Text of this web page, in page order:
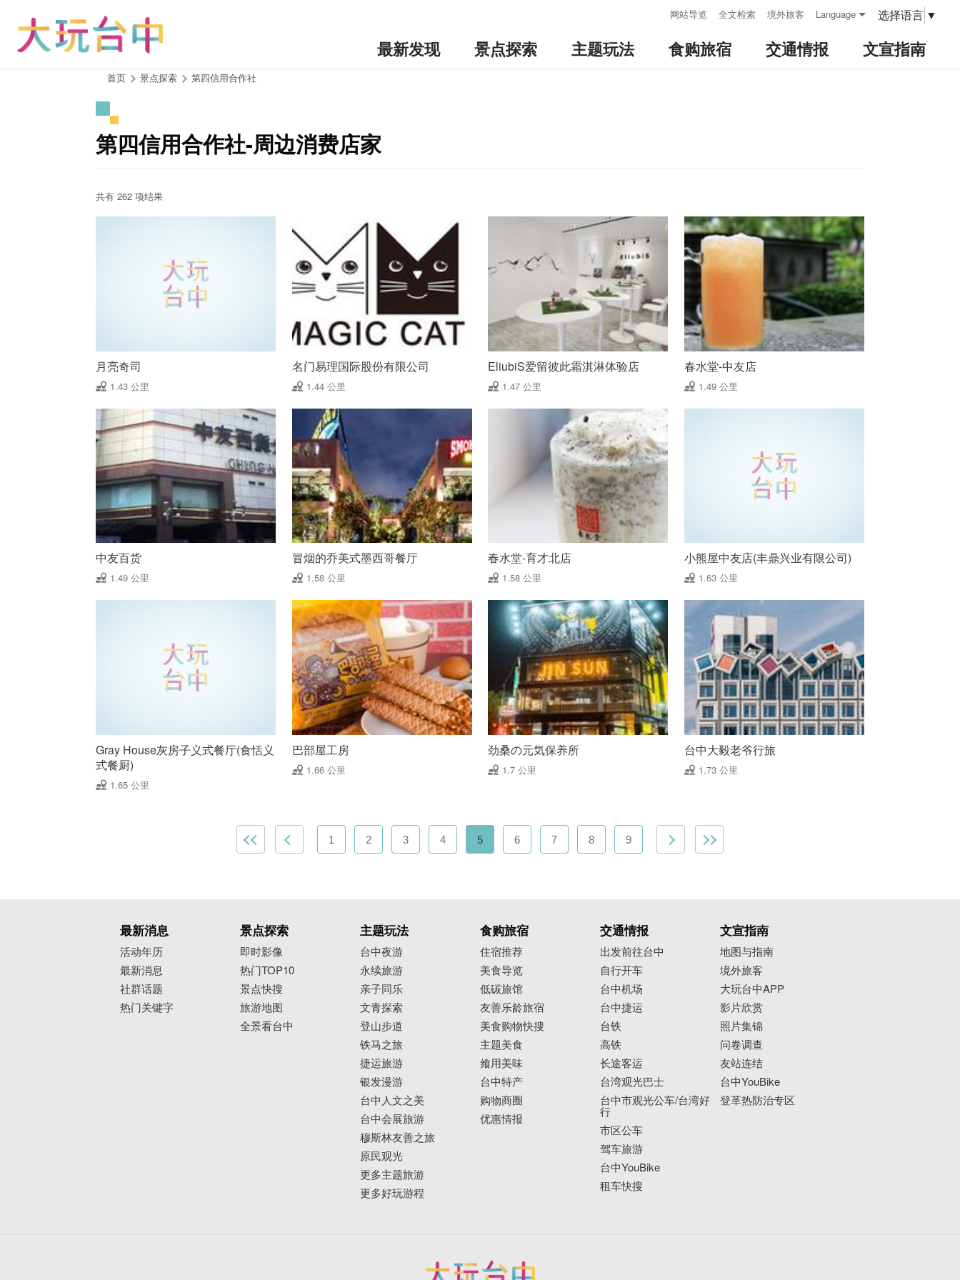
网站导览 全文检索 境外旅客 Language 选择语言 ▼
最新发现 景点探索 主题玩法 食购旅宿 交通情报 文宣指南
首页 景点探索 第四信用合作社
第四信用合作社-周边消费店家
共有 262 项结果
月亮奇司
1.43 公里
名门易理国际股份有限公司
1.44 公里
EliubiS爱留彼此霜淇淋体验店
1.47 公里
春水堂-中友店
1.49 公里
中友百货
1.49 公里
冒烟的乔美式墨西哥餐厅
1.58 公里
春水堂-育才北店
1.58 公里
小熊屋中友店(丰鼎兴业有限公司)
1.63 公里
Gray House灰房子义式餐厅(食恬义
式餐厨)
1.65 公里
巴部屋工房
1.66 公里
劲桑の元気保养所
1.7 公里
台中大毅老爷行旅
1.73 公里
1 2 3 4 5 6 7 8 9
最新消息
活动年历
最新消息
社群话题
热门关键字
景点探索
即时影像
热门TOP10
景点快搜
旅游地图
全景看台中
主题玩法
台中夜游
永续旅游
亲子同乐
文青探索
登山步道
铁马之旅
捷运旅游
银发漫游
台中人文之美
台中会展旅游
穆斯林友善之旅
原民观光
更多主题旅游
更多好玩游程
食购旅宿
住宿推荐
美食导览
低碳旅馆
友善乐龄旅宿
美食购物快搜
主题美食
飨用美味
台中特产
购物商圈
优惠情报
交通情报
出发前往台中
自行开车
台中机场
台中捷运
台铁
高铁
长途客运
台湾观光巴士
台中市观光公车/台湾好
行
市区公车
驾车旅游
台中YouBike
租车快搜
文宣指南
地图与指南
境外旅客
大玩台中APP
影片欣赏
照片集锦
问卷调查
友站连结
台中YouBike
登革热防治专区